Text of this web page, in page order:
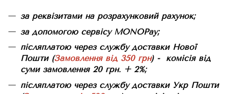
за реквізитами на розрахунковий рахунок;
за допомогою сервісу MONOPay;
післяплатою через службу доставки Нової
Пошти (Замовлення від 350 грн) - комісія від
суми замовлення 20 грн. + 2%;
післяплатою через службу доставки Укр Пошти